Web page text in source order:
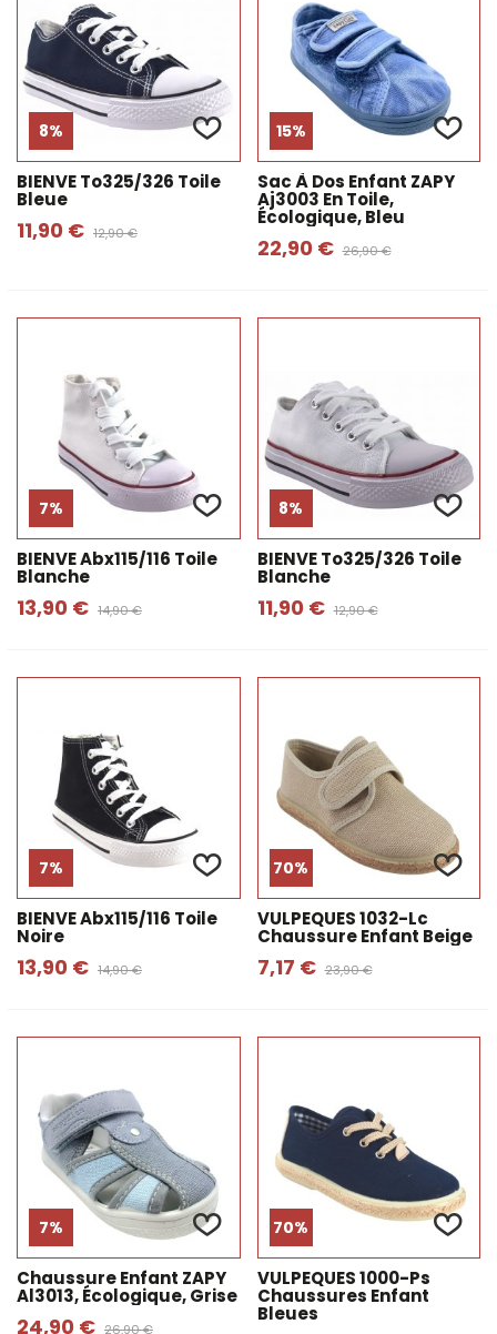
8%
BIENVE To325/326 Toile
Bleue
11,90 € 12,90 €
15%
Sac À Dos Enfant ZAPY
Aj3003 En Toile,
Écologique, Bleu
22,90 € 26,90 €
7%
BIENVE Abx115/116 Toile
Blanche
13,90 € 14,90 €
8%
BIENVE To325/326 Toile
Blanche
11,90 € 12,90 €
7%
BIENVE Abx115/116 Toile
Noire
13,90 € 14,90 €
70%
VULPEQUES 1032-Lc
Chaussure Enfant Beige
7,17 € 23,90 €
7%
Chaussure Enfant ZAPY
Al3013, Écologique, Grise
24,90 € 26,90 €
70%
VULPEQUES 1000-Ps
Chaussures Enfant
Bleues